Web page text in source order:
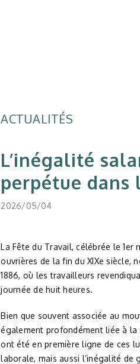
ACTUALITÉS
L’inégalité
perpétue dans
2026/05/04
La Fête du Travail, célébrée le
ouvrières de la fin du XIXe siècle,
1886, où les travailleurs
journée de huit heures.
Bien que souvent associée au
également profondément liée à la
ont été en première ligne de ces
laborale, mais aussi l’inégalité de